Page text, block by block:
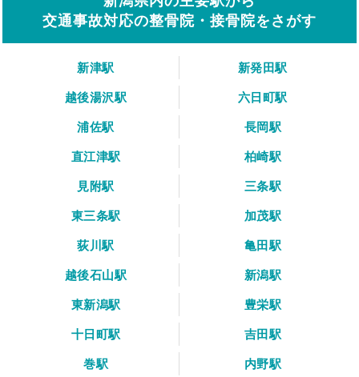
交通事故対応の整骨院・接骨院をさがす
新津駅
新発田駅
越後湯沢駅
六日町駅
浦佐駅
長岡駅
直江津駅
柏崎駅
見附駅
三条駅
東三条駅
加茂駅
荻川駅
亀田駅
越後石山駅
新潟駅
東新潟駅
豊栄駅
十日町駅
吉田駅
巻駅
内野駅